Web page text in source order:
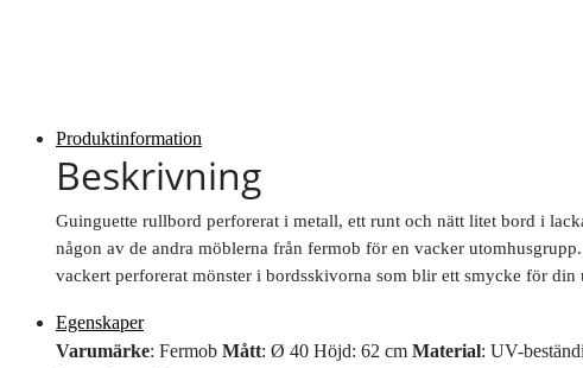
Produktinformation
Beskrivning
Guinguette rullbord perforerat i metall, ett runt och nätt litet bord i
någon av de andra möblerna från fermob för en vacker
vackert perforerat mönster i bordsskivorna som blir ett smycke för din
Egenskaper
Varumärke: Fermob Mått: Ø 40 Höjd: 62 cm Material: UV-